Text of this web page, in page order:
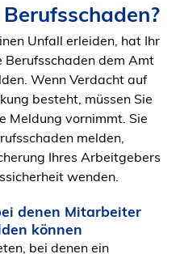
Unfall erleiden, hat Ihr
dem Amt
Wenn Verdacht auf
besteht, müssen Sie
Meldung vornimmt. Sie
melden,
Ihres Arbeitgebers
wenden.
denen Mitarbeiter
können
bei denen ein